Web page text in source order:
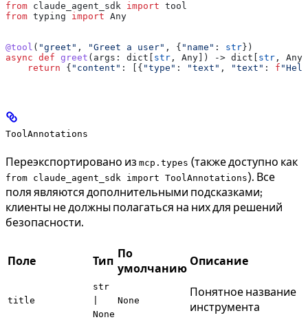
from claude_agent_sdk import tool
from typing import Any
@tool ( "greet" , "Greet a user" , { "name" : str })
async def greet ( args : dict[ str , Any]) -> dict[ str ,
    return
{ "content" : [{ "type" : "text" , "text" : f
ToolAnnotations
Переэкспортировано из mcp.types (также доступно как
from claude_agent_sdk import ToolAnnotations). Все
поля являются дополнительными подсказками;
клиенты не должны полагаться на них для решений
безопасности.
Поле Тип
По
умолчанию
Описание
title
str
None
None
Понятное название
инструмента